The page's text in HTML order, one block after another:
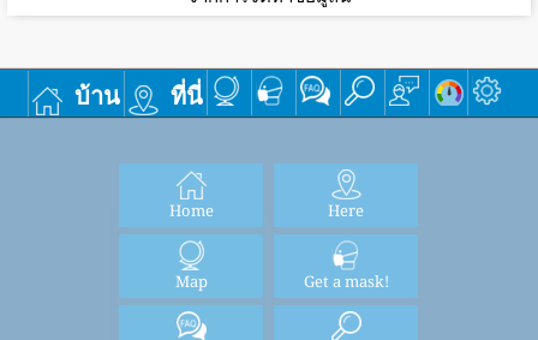
บ้าน ที่นี่
Home Here
Map Get a mask!